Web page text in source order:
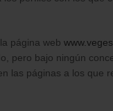
página web
pero bajo ningún
las páginas a los que